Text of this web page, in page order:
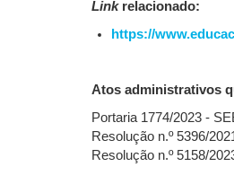
Linkrelacionado:
https://
Atos administrativos
Portaria 1774/2023 -
Resolução n.º 5396/
Resolução n.º 5158/